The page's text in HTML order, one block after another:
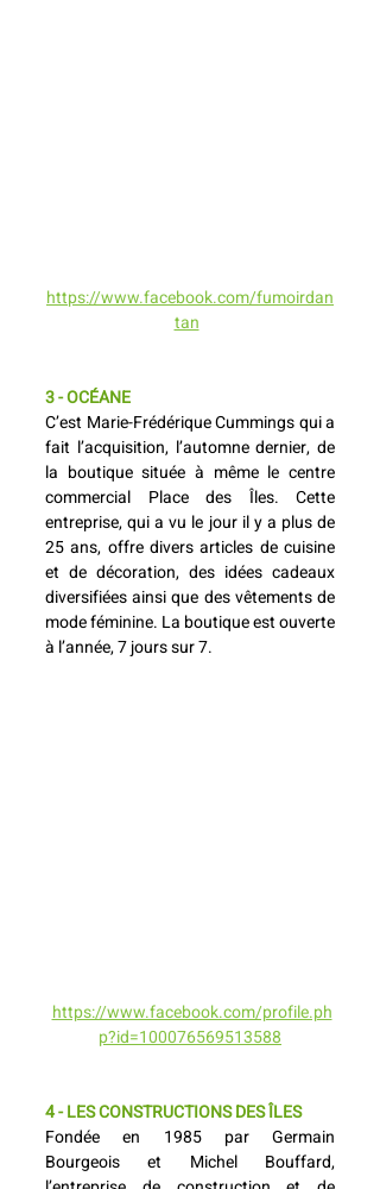
https://www.facebook.com/fumoirdan
tan
3 - OCÉANE
C’est Marie-Frédérique Cummings qui a
fait l’acquisition, l’automne dernier, de
la boutique située à même le centre
commercial Place des Îles. Cette
entreprise, qui a vu le jour il y a plus de
25 ans, offre divers articles de cuisine
et de décoration, des idées cadeaux
diversifiées ainsi que des vêtements de
mode féminine. La boutique est ouverte
à l’année, 7 jours sur 7.
https://www.facebook.com/profile.ph
p?id=100076569513588
4 - LES CONSTRUCTIONS DES ÎLES
Fondée en 1985 par Germain
Bourgeois et Michel Bouffard,